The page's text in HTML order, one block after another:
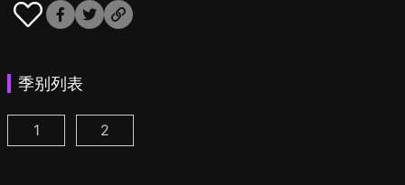
季别列表
追踪者游戏W 职权骚扰的上司是我的前女友 第1集
1 追踪者游戏W2 绮丽的天女们 第1集
2